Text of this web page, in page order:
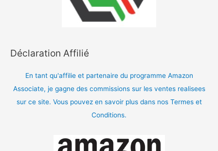
Déclaration Affilié
En tant qu'affilie et partenaire du programme Amazon
Associate, je gagne des commissions sur les ventes realisees
sur ce site. Vous pouvez en savoir plus dans nos Termes et
Conditions.